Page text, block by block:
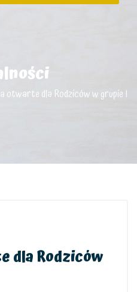
otwarte dla Rodziców w grupie I
dla Rodziców